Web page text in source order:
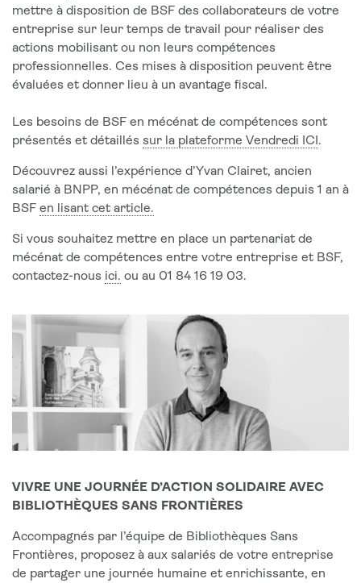
mettre à disposition de BSF des collaborateurs de votre
entreprise sur leur temps de travail pour réaliser des
actions mobilisant ou non leurs compétences
professionnelles. Ces mises à disposition peuvent être
évaluées et donner lieu à un avantage fiscal.
Les besoins de BSF en mécénat de compétences sont
présentés et détaillés sur la plateforme Vendredi ICI .
Découvrez aussi l’expérience d’Yvan Clairet, ancien
salarié à BNPP, en mécénat de compétences depuis 1 an à
BSF en lisant cet article.
Si vous souhaitez mettre en place un partenariat de
mécénat de compétences entre votre entreprise et BSF,
contactez-nous ici. ou au 01 84 16 19 03.
VIVRE UNE JOURNÉE D’ACTION SOLIDAIRE AVEC
BIBLIOTHÈQUES SANS FRONTIÈRES
Accompagnés par l’équipe de Bibliothèques Sans
Frontières, proposez à aux salariés de votre entreprise
de partager une journée humaine et enrichissante, en